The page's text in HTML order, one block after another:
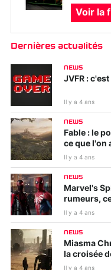
Voir la
Dernières actualités
NEWS
JVFR :
Il y a 4 ans
NEWS
Fable : le
ce que l'on
Il y a 4 ans
NEWS
Marvel's
rumeurs,
Il y a 4 ans
NEWS
Miasma
la croisée
Il y a 4 ans